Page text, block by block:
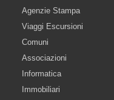
Agenzie Stampa
Viaggi Escursioni
Comuni
Associazioni
Informatica
Immobiliari